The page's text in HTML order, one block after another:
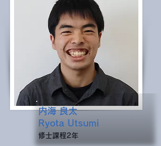
内海 良太
Ryota Utsumi
​修士課程2年